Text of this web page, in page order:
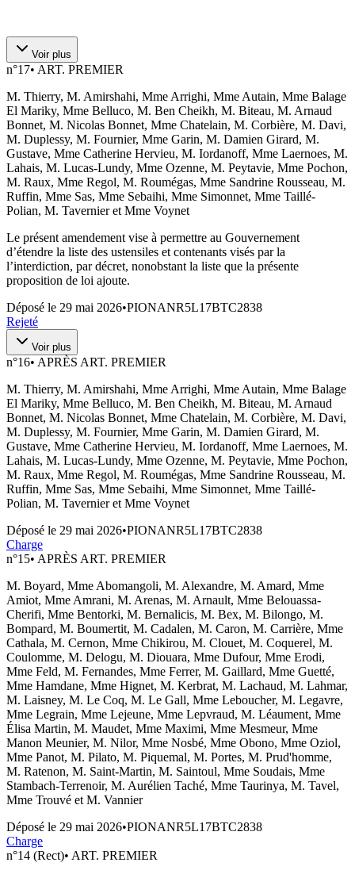
Voir plus
n°17• ART. PREMIER
M. Thierry, M. Amirshahi, Mme Arrighi, Mme Autain, Mme Balage
El Mariky, Mme Belluco, M. Ben Cheikh, M. Biteau, M. Arnaud
Bonnet, M. Nicolas Bonnet, Mme Chatelain, M. Corbière, M. Davi,
M. Duplessy, M. Fournier, Mme Garin, M. Damien Girard, M.
Gustave, Mme Catherine Hervieu, M. Iordanoff, Mme Laernoes, M.
Lahais, M. Lucas-Lundy, Mme Ozenne, M. Peytavie, Mme Pochon,
M. Raux, Mme Regol, M. Roumégas, Mme Sandrine Rousseau, M.
Ruffin, Mme Sas, Mme Sebaihi, Mme Simonnet, Mme Taillé-
Polian, M. Tavernier et Mme Voynet
Le présent amendement vise à permettre au Gouvernement
d’étendre la liste des ustensiles et contenants visés par la
l’interdiction, par décret, nonobstant la liste que la présente
proposition de loi ajoute.
Déposé le 29 mai 2026•PIONANR5L17BTC2838
Rejeté
Voir plus
n°16• APRÈS ART. PREMIER
M. Thierry, M. Amirshahi, Mme Arrighi, Mme Autain, Mme Balage
El Mariky, Mme Belluco, M. Ben Cheikh, M. Biteau, M. Arnaud
Bonnet, M. Nicolas Bonnet, Mme Chatelain, M. Corbière, M. Davi,
M. Duplessy, M. Fournier, Mme Garin, M. Damien Girard, M.
Gustave, Mme Catherine Hervieu, M. Iordanoff, Mme Laernoes, M.
Lahais, M. Lucas-Lundy, Mme Ozenne, M. Peytavie, Mme Pochon,
M. Raux, Mme Regol, M. Roumégas, Mme Sandrine Rousseau, M.
Ruffin, Mme Sas, Mme Sebaihi, Mme Simonnet, Mme Taillé-
Polian, M. Tavernier et Mme Voynet
Déposé le 29 mai 2026•PIONANR5L17BTC2838
Charge
n°15• APRÈS ART. PREMIER
M. Boyard, Mme Abomangoli, M. Alexandre, M. Amard, Mme
Amiot, Mme Amrani, M. Arenas, M. Arnault, Mme Belouassa-
Cherifi, Mme Bentorki, M. Bernalicis, M. Bex, M. Bilongo, M.
Bompard, M. Boumertit, M. Cadalen, M. Caron, M. Carrière, Mme
Cathala, M. Cernon, Mme Chikirou, M. Clouet, M. Coquerel, M.
Coulomme, M. Delogu, M. Diouara, Mme Dufour, Mme Erodi,
Mme Feld, M. Fernandes, Mme Ferrer, M. Gaillard, Mme Guetté,
Mme Hamdane, Mme Hignet, M. Kerbrat, M. Lachaud, M. Lahmar,
M. Laisney, M. Le Coq, M. Le Gall, Mme Leboucher, M. Legavre,
Mme Legrain, Mme Lejeune, Mme Lepvraud, M. Léaument, Mme
Élisa Martin, M. Maudet, Mme Maximi, Mme Mesmeur, Mme
Manon Meunier, M. Nilor, Mme Nosbé, Mme Obono, Mme Oziol,
Mme Panot, M. Pilato, M. Piquemal, M. Portes, M. Prud'homme,
M. Ratenon, M. Saint-Martin, M. Saintoul, Mme Soudais, Mme
Stambach-Terrenoir, M. Aurélien Taché, Mme Taurinya, M. Tavel,
Mme Trouvé et M. Vannier
Déposé le 29 mai 2026•PIONANR5L17BTC2838
Charge
n°14 (Rect)• ART. PREMIER